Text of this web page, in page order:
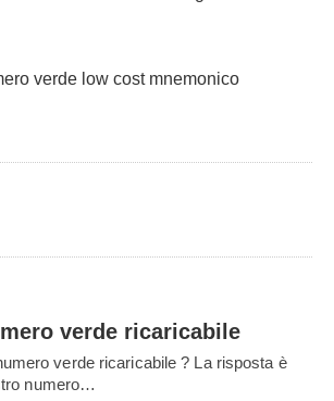
verde low cost mnemonico
verde ricaricabile
verde ricaricabile ? La risposta è
numero…